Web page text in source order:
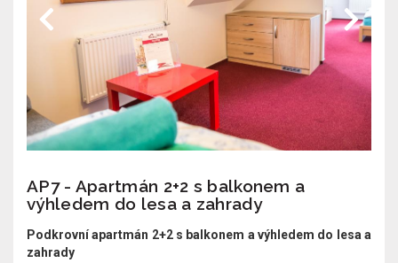
AP7 - Apartmán 2+2 s balkonem a
výhledem do lesa a zahrady
Podkrovní apartmán 2+2 s balkonem a výhledem do lesa a
zahrady